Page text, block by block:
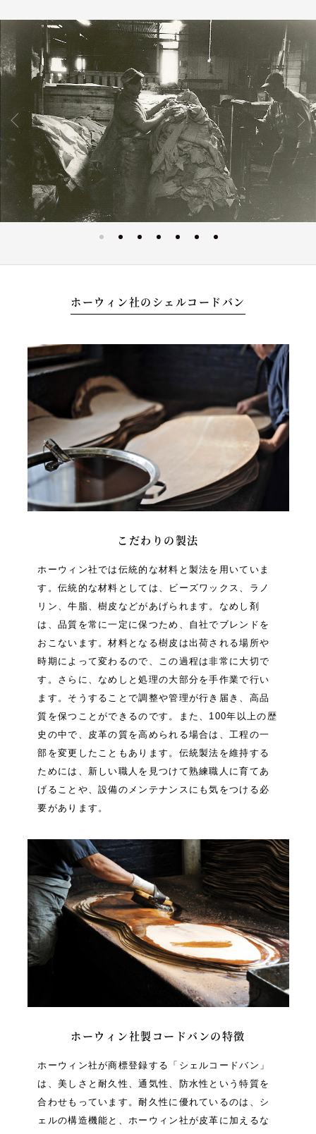
Previous
ホーウィン社のシェルコードバン
こだわりの製法
ホーウィン社では伝統的な材料と製法を用いていま
す。伝統的な材料としては、ビーズワックス、ラノ
リン、牛脂、樹皮などがあげられます。なめし剤
は、品質を常に一定に保つため、自社でブレンドを
おこないます。材料となる樹皮は出荷される場所や
時期によって変わるので、この過程は非常に大切で
す。さらに、なめしと処理の大部分を手作業で行い
ます。そうすることで調整や管理が行き届き、高品
質を保つことができるのです。また、100年以上の歴
史の中で、皮革の質を高められる場合は、工程の一
部を変更したこともあります。伝統製法を維持する
ためには、新しい職人を見つけて熟練職人に育てあ
げることや、設備のメンテナンスにも気をつける必
要があります。
ホーウィン社製コードバンの特徴
ホーウィン社が商標登録する「シェルコードバン」
は、美しさと耐久性、通気性、防水性という特質を
合わせもっています。耐久性に優れているのは、シ
ェルの構造機能と、ホーウィン社が皮革に加えるな